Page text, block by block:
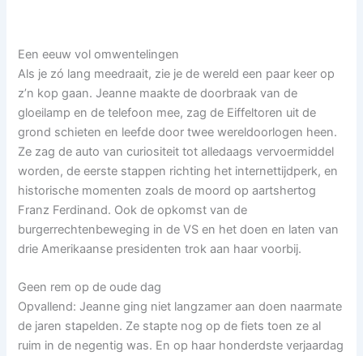
Een eeuw vol omwentelingen
Als je zó lang meedraait, zie je de wereld een paar keer op
z’n kop gaan. Jeanne maakte de doorbraak van de
gloeilamp en de telefoon mee, zag de Eiffeltoren uit de
grond schieten en leefde door twee wereldoorlogen heen.
Ze zag de auto van curiositeit tot alledaags vervoermiddel
worden, de eerste stappen richting het internettijdperk, en
historische momenten zoals de moord op aartshertog
Franz Ferdinand. Ook de opkomst van de
burgerrechtenbeweging in de VS en het doen en laten van
drie Amerikaanse presidenten trok aan haar voorbij.
Geen rem op de oude dag
Opvallend: Jeanne ging niet langzamer aan doen naarmate
de jaren stapelden. Ze stapte nog op de fiets toen ze al
ruim in de negentig was. En op haar honderdste verjaardag